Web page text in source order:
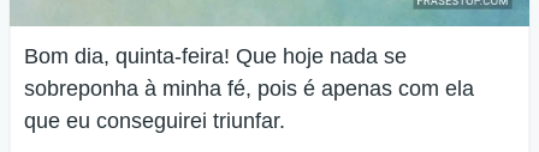
Bom dia, quinta-feira! Que hoje nada se
sobreponha à minha fé, pois é apenas com ela
que eu conseguirei triunfar.